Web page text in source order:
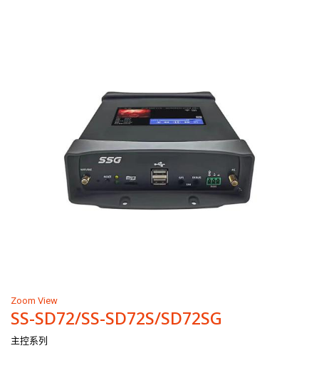
Zoom View
SS-SD72/SS-SD72S/SD72SG
主控系列